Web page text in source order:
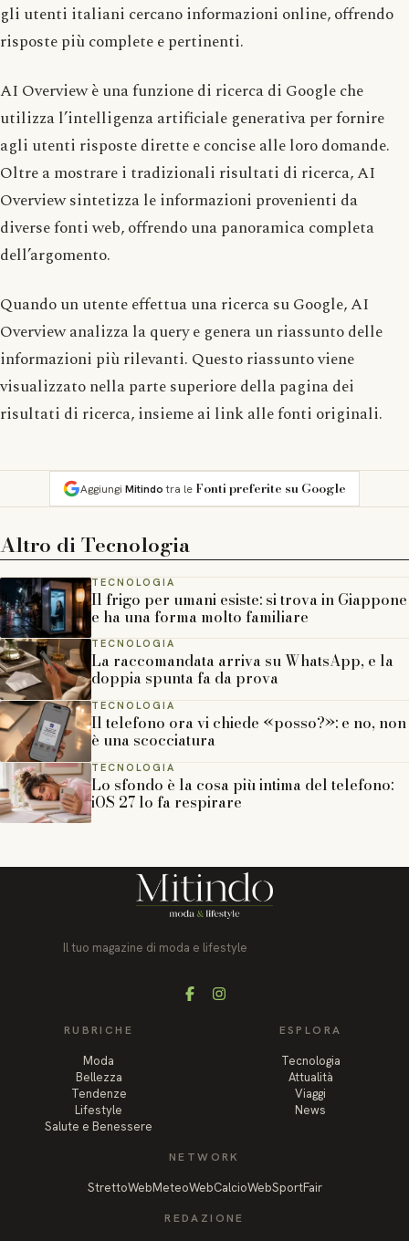
gli utenti italiani cercano informazioni online, offrendo
risposte più complete e pertinenti.
AI Overview è una funzione di ricerca di Google che
utilizza l’intelligenza artificiale generativa per fornire
agli utenti risposte dirette e concise alle loro domande.
Oltre a mostrare i tradizionali risultati di ricerca, AI
Overview sintetizza le informazioni provenienti da
diverse fonti web, offrendo una panoramica completa
dell’argomento.
Quando un utente effettua una ricerca su Google, AI
Overview analizza la query e genera un riassunto delle
informazioni più rilevanti. Questo riassunto viene
visualizzato nella parte superiore della pagina dei
risultati di ricerca, insieme ai link alle fonti originali.
Aggiungi Mitindotra le Fonti preferite su Google
Altro di Tecnologia
TECNOLOGIA
Il frigo per umani esiste: si trova in Giappone
e ha una forma molto familiare
TECNOLOGIA
La raccomandata arriva su WhatsApp, e la
doppia spunta fa da prova
TECNOLOGIA
Il telefono ora vi chiede «posso?»: e no, non
è una scocciatura
TECNOLOGIA
Lo sfondo è la cosa più intima del telefono:
iOS 27 lo fa respirare
Il tuo magazine di moda e lifestyle
FacebookInstagram
RUBRICHE
Moda
Bellezza
Tendenze
Lifestyle
Salute e Benessere
ESPLORA
Tecnologia
Attualità
Viaggi
News
NETWORK
StrettoWebMeteoWebCalcioWebSportFair
REDAZIONE